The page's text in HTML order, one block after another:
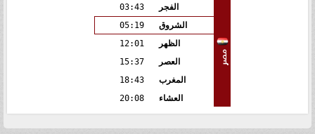
مصر
الفجر
03:43
الشروق
05:19
الظهر
12:01
العصر
15:37
المغرب
18:43
العشاء
20:08